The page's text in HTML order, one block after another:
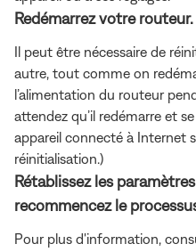
Redémarrez votre routeur.
Il peut être nécessaire de
autre, tout comme on
l’alimentation du routeur
attendez qu’il redémarre et
appareil connecté à Internet
réinitialisation.)
Rétablissez les
recommencez le
Pour plus d'information,